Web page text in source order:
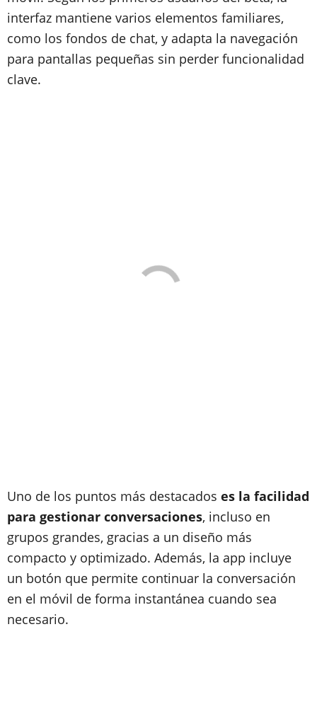
interfaz mantiene varios elementos familiares,
como los fondos de chat, y adapta la navegación
para pantallas pequeñas sin perder funcionalidad
clave.
Uno de los puntos más destacados es la facilidad
para gestionar conversaciones, incluso en
grupos grandes, gracias a un diseño más
compacto y optimizado. Además, la app incluye
un botón que permite continuar la conversación
en el móvil de forma instantánea cuando sea
necesario.